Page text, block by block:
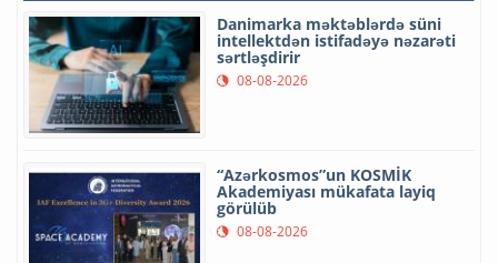
Danimarka məktəblərdə süni
intellektdən istifadəyə nəzarəti
sərtləşdirir
08-08-2026
“Azərkosmos”un KOSMİK
Akademiyası mükafata layiq
görülüb
08-08-2026